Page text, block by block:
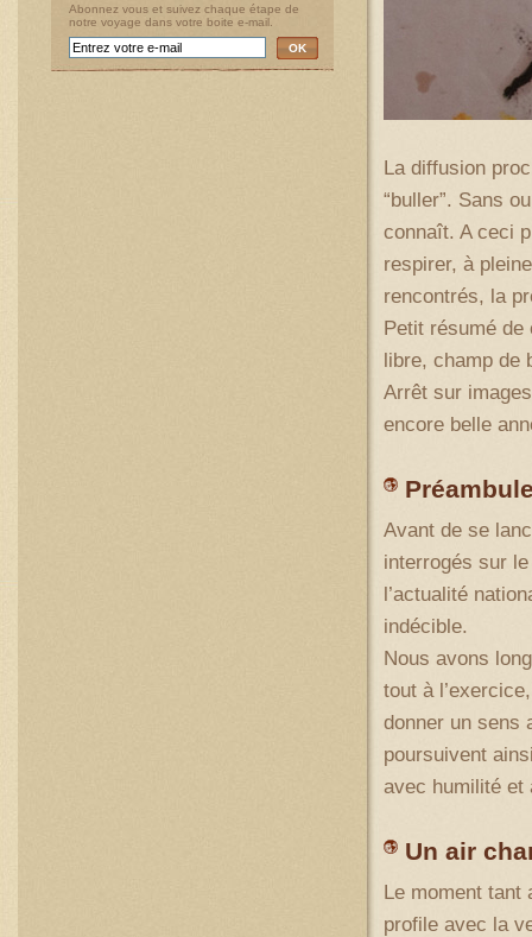
Abonnez vous et suivez chaque étape de
notre voyage dans votre boite e-mail.
OK
La diffusion
“buller”. Sans
connaît. A ceci
respirer, à
rencontrés, la
Petit résumé de
libre, champ de
Arrêt sur
encore belle
Avant de se
interrogés sur
l’actualité
indécible.
Nous avons
tout à
donner un sens
poursuivent
avec humilité et
Un air
Le moment tant
profile avec la